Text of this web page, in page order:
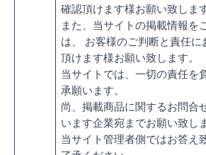
確認頂けます様お願い致します
また、当サイトの掲載情報を
は、 お客様のご判断と責任に
頂けます様お願い致します。
当サイトでは、一切の責任を
承願います。
尚、掲載商品に関するお問合
います企業宛までお願い致し
当サイト管理者側ではお答え